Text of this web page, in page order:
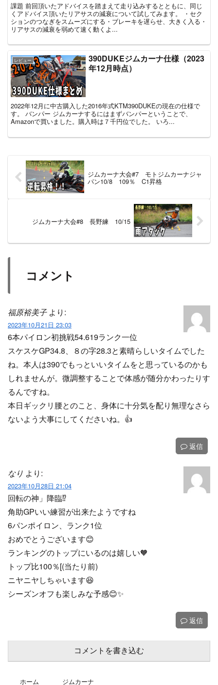
課題 前回頂いたアドバイスを踏まえて走り込みするとともに、同じ
くアドバイス頂いたリアサスの減衰について試してみます。 ・セク
ションのつなぎをスムーズにする・ブレーキを遅らせ、大きく入る・
リアサスの減衰を弱めて速く動くよ...
レビュー
390DUKEジムカーナ仕様（2023
年12月時点）
2022年12月に中古購入した2016年式KTM390DUKEの現在の仕様で
す。 バンパー ジムカーナするにはまずバンパーということで、
Amazonで買いました。購入時は７千円位でした。 いろ...
ジムカーナ大会#7 モトジムカーナジャ
パン10/8 109％ C1昇格
ジムカーナ大会#8 長野練 10/15
コメント
福原裕美子 より:
2023年10月21日 23:03
6本パイロン初挑戦54.619ランク一位
スケスケGP34.8、８の字28.3と素晴らしいタイムでした
ね。本人は390でもっといいタイムをと思っているのかも
しれませんが。微調整することで体感が随分かわったりす
るんですね。
本日ギックリ腰とのこと、身体に十分気を配り無理なさら
ないよう大事にしてくださいね。👍️
返信
なり より:
2023年10月28日 21:04
回転の神」降臨⁉️
角助GPいい練習が出来たようですね
6パンポイロン、ランク1位
おめでとうございます😊
ランキングのトップにいるのは嬉しい🧡
トップ比100％[(当たり前)
ニヤニヤしちゃいます😆
シーズンオフも楽しみな予感😊✨️
返信
コメントを書き込む
ホーム ジムカーナ